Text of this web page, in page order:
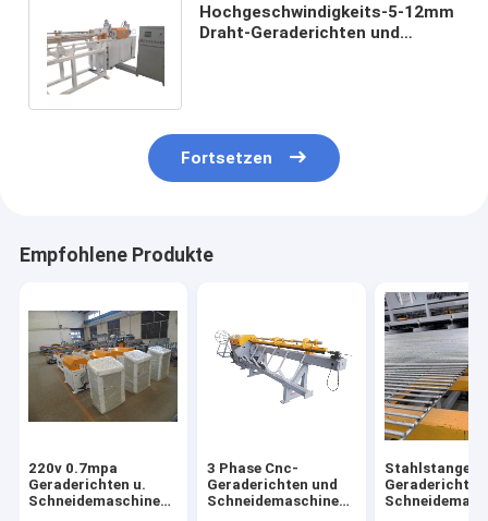
Hochgeschwindigkeits-5-12mm
Draht-Geraderichten und
Fortsetzen
Empfohlene Produkte
220v 0.7mpa
Geraderichten u.
Schneidemaschine
3 Phase Cnc-
Geraderichten und
Schneidemaschine
Geraderichten